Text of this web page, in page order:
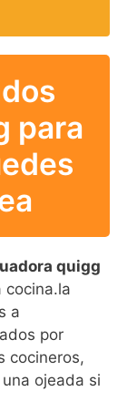
para
quigg
cocina.la
a
por
cocineros,
ojeada si